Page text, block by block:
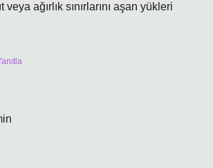
veya ağırlık sınırlarını aşan yükleri